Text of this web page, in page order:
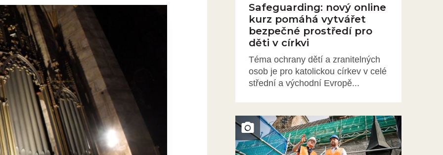
Safeguarding: nový online
kurz pomáhá vytvářet
bezpečné prostředí pro
děti v církvi
Téma ochrany dětí a zranitelných
osob je pro katolickou církev v celé
střední a východní Evropě...
Obrázek novinky